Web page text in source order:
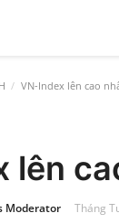
VN-Index lên cao
lên
Moderator Tháng